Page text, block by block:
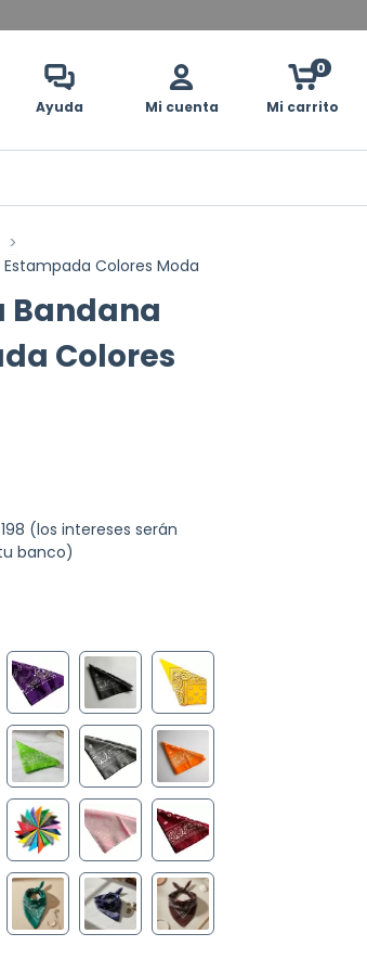
Ayuda Mi cuenta Mi carrito
0
>
Colores Moda
Bandana
Colores
(los intereses serán
banco)